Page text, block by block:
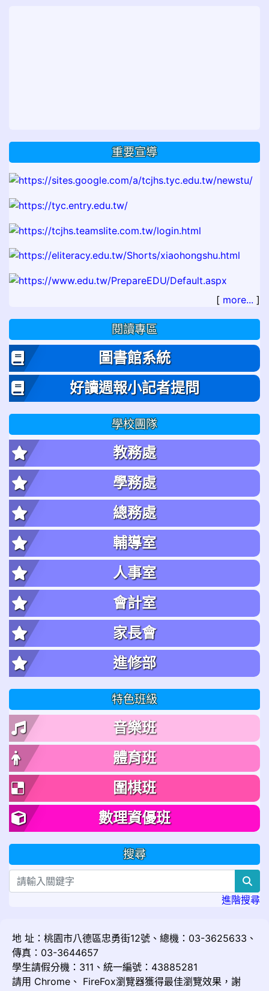
重要宣導
[ more... ]
閱讀專區
圖書館系統
好讀週報小記者提問
學校團隊
教務處
學務處
總務處
輔導室
人事室
會計室
家長會
進修部
特色班級
音樂班
體育班
圍棋班
數理資優班
搜尋
進階搜尋
地 址：桃園市八德區忠勇街12號、總機：03-3625633、
傳真：03-3644657
學生請假分機：311、統一編號：43885281
請用 Chrome 、 FireFox瀏覽器獲得最佳瀏覽效果，謝